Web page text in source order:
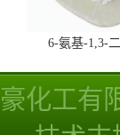
6-氨基-1,3-
化工有